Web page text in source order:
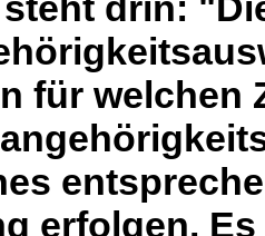
für welchen
erfolgen.